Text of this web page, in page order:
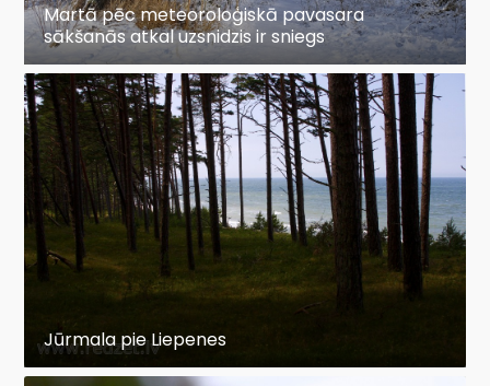
Martā pēc meteoroloģiskā pavasara
sākšanās atkal uzsnidzis ir sniegs
Jūrmala pie Liepenes